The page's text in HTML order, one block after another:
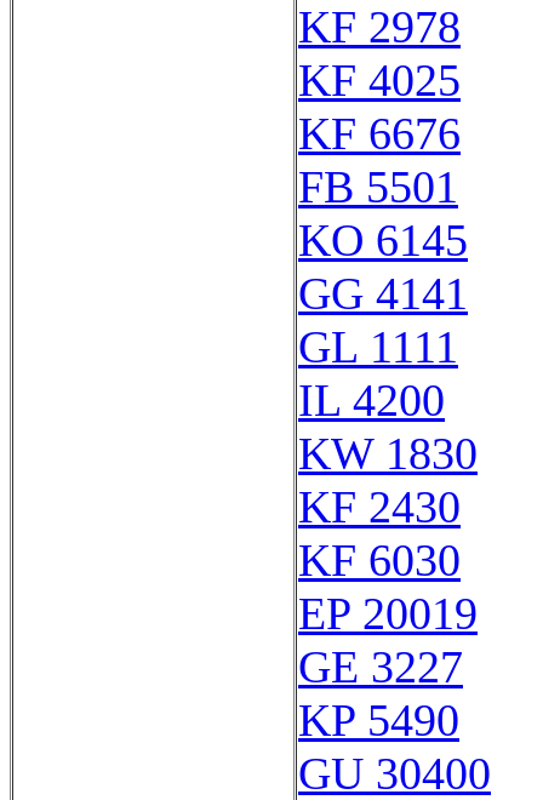
KF 2978
KF 4025
KF 6676
FB 5501
KO 6145
GG 4141
GL 1111
IL 4200
KW 1830
KF 2430
KF 6030
EP 20019
GE 3227
KP 5490
GU 30400